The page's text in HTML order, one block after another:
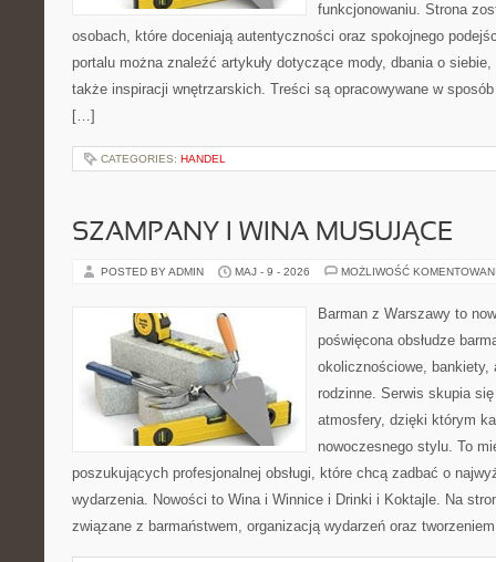
funkcjonowaniu. Strona
osobach, które doceniają autentyczności oraz spokojnego
portalu można znaleźć artykuły dotyczące mody, dbania o
także inspiracji wnętrzarskich. Treści są opracowywane w
[…]
CATEGORIES: HANDEL
SZAMPANY I WINA MUSUJĄCE
POSTED BY ADMIN MAJ - 9 - 2026 MOŻLIWOŚĆ
Barman z Warszawy to
poświęcona obsłudze
okolicznościowe,
rodzinne. Serwis skupia
atmosfery, dzięki którym
nowoczesnego stylu. To
poszukujących profesjonalnej obsługi, które chcą zadbać o
wydarzenia. Nowości to Wina i Winnice i Drinki i Koktajle. Na
związane z barmaństwem, organizacją wydarzeń oraz